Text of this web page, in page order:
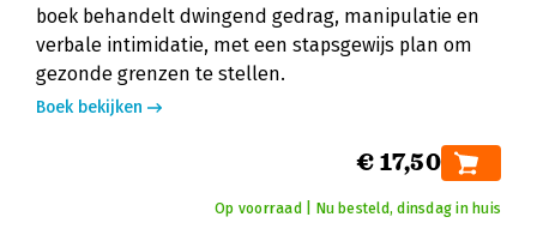
boek behandelt dwingend gedrag, manipulatie en
verbale intimidatie, met een stapsgewijs plan om
gezonde grenzen te stellen.
Boek bekijken
€ 17,50
Op voorraad | Nu besteld, dinsdag in huis